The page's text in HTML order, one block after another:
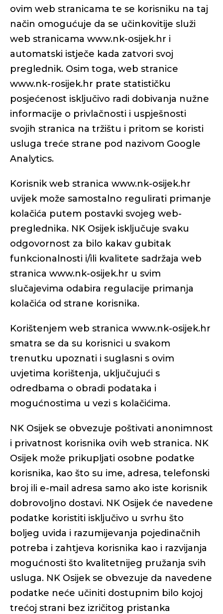
ovim web stranicama te se korisniku na taj
način omogućuje da se učinkovitije služi
web stranicama www.nk-osijek.hr i
automatski istječe kada zatvori svoj
preglednik. Osim toga, web stranice
www.nk-rosijek.hr prate statističku
posjećenost isključivo radi dobivanja nužne
informacije o privlačnosti i uspješnosti
svojih stranica na tržištu i pritom se koristi
usluga treće strane pod nazivom Google
Analytics.
Korisnik web stranica www.nk-osijek.hr
uvijek može samostalno regulirati primanje
kolačića putem postavki svojeg web-
preglednika. NK Osijek isključuje svaku
odgovornost za bilo kakav gubitak
funkcionalnosti i/ili kvalitete sadržaja web
stranica www.nk-osijek.hr u svim
slučajevima odabira regulacije primanja
kolačića od strane korisnika.
Korištenjem web stranica www.nk-osijek.hr
smatra se da su korisnici u svakom
trenutku upoznati i suglasni s ovim
uvjetima korištenja, uključujući s
odredbama o obradi podataka i
mogućnostima u vezi s kolačićima.
NK Osijek se obvezuje poštivati anonimnost
i privatnost korisnika ovih web stranica. NK
Osijek može prikupljati osobne podatke
korisnika, kao što su ime, adresa, telefonski
broj ili e-mail adresa samo ako iste korisnik
dobrovoljno dostavi. NK Osijek će navedene
podatke koristiti isključivo u svrhu što
boljeg uvida i razumijevanja pojedinačnih
potreba i zahtjeva korisnika kao i razvijanja
mogućnosti što kvalitetnijeg pružanja svih
usluga. NK Osijek se obvezuje da navedene
podatke neće učiniti dostupnim bilo kojoj
trećoj strani bez izričitog pristanka